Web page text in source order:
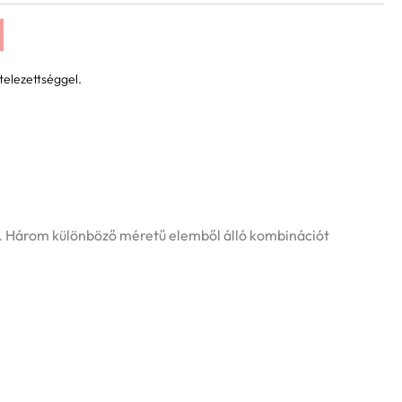
különböző méretű elemből álló kombinációt